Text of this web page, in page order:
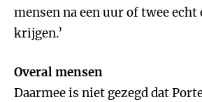
mensen na een uur of twee
krijgen.’
Overal mensen
Daarmee is niet gezegd dat